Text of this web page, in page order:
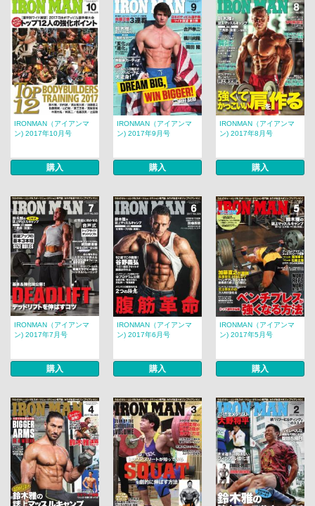
IRONMAN（アイアンマ
ン) 2017年10月号
購入
IRONMAN（アイアンマ
ン) 2017年9月号
購入
IRONMAN（アイアンマ
ン) 2017年8月号
購入
IRONMAN（アイアンマ
ン) 2017年7月号
購入
IRONMAN（アイアンマ
ン) 2017年6月号
購入
IRONMAN（アイアンマ
ン) 2017年5月号
購入